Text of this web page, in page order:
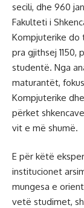
secili, dhe 960
Fakulteti i
Kompjuterike do
pra gjithsej 1150,
studentë. Nga
maturantët,
Kompjuterike
përket
vit e më shumë.
E për këtë
institucionet
mungesa e
vetë studimet,